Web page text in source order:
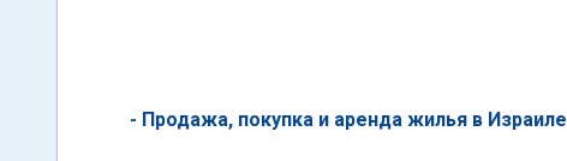
- Продажа, покупка и аренда жилья в Израиле